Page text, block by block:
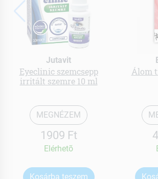
Jutavit
Eyeclinic szemcsepp
irritált szemre 10 ml
MEGNÉZEM
1909 Ft
Elérhetõ
Kosárba teszem
Álom